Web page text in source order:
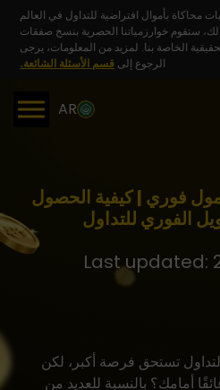
محاكاة بأموال افتراضية للتداول في العالم
ستقوم خوارزمياتنا الحصرية بنسخ صفقات
الخاصة بنا. لمزيد من المعلومات، يرجى
الرجوع إلى قسم الأسئلة الشائعة.
AR
فوري | كيفية الحصول
الفوري للتداول
Last updated:
تستحق فرصة أكبر، لكن
أمامك؟ بالنسبة للعديد من